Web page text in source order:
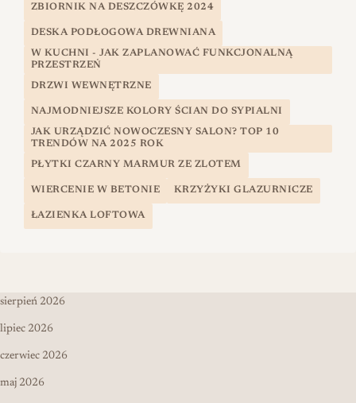
ZBIORNIK NA DESZCZÓWKĘ 2024
DESKA PODŁOGOWA DREWNIANA
W KUCHNI - JAK ZAPLANOWAĆ FUNKCJONALNĄ
PRZESTRZEŃ
DRZWI WEWNĘTRZNE
NAJMODNIEJSZE KOLORY ŚCIAN DO SYPIALNI
JAK URZĄDZIĆ NOWOCZESNY SALON? TOP 10
TRENDÓW NA 2025 ROK
PŁYTKI CZARNY MARMUR ZE ZLOTEM
WIERCENIE W BETONIE KRZYŻYKI GLAZURNICZE
ŁAZIENKA LOFTOWA
sierpień 2026
lipiec 2026
czerwiec 2026
maj 2026